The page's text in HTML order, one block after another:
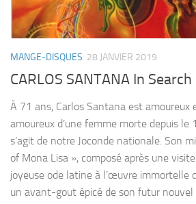
MANGE-DISQUES 28 JANVIER 2019
CARLOS SANTANA In
À 71 ans, Carlos Santana est
amoureux d’une femme morte depuis le
s’agit de notre Joconde nationale. Son
of Mona Lisa », composé après une
joyeuse ode latine à l’œuvre immortelle
un avant-gout épicé de son futur